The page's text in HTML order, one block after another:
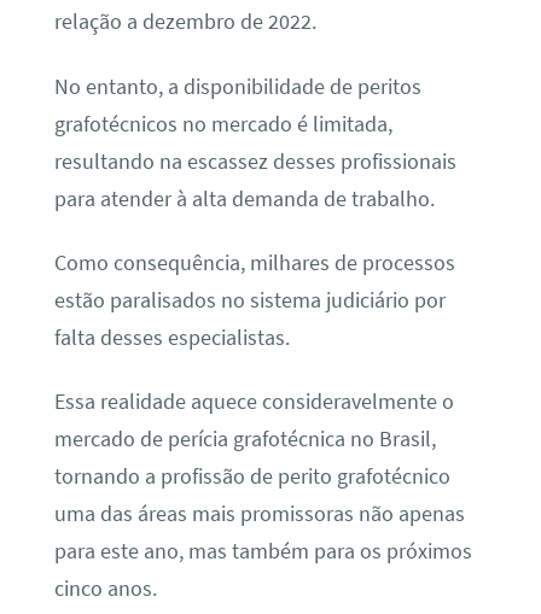
relação a dezembro de 2022.
No entanto, a disponibilidade de peritos
grafotécnicos no mercado é limitada,
resultando na escassez desses profissionais
para atender à alta demanda de trabalho.
Como consequência, milhares de processos
estão paralisados no sistema judiciário por
falta desses especialistas.
Essa realidade aquece consideravelmente o
mercado de perícia grafotécnica no Brasil,
tornando a profissão de perito grafotécnico
uma das áreas mais promissoras não apenas
para este ano, mas também para os próximos
cinco anos.